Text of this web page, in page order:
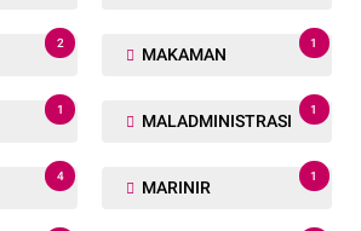
2
MAKAMAN
1
1
MALADMINISTRASI
1
4
MARINIR
1